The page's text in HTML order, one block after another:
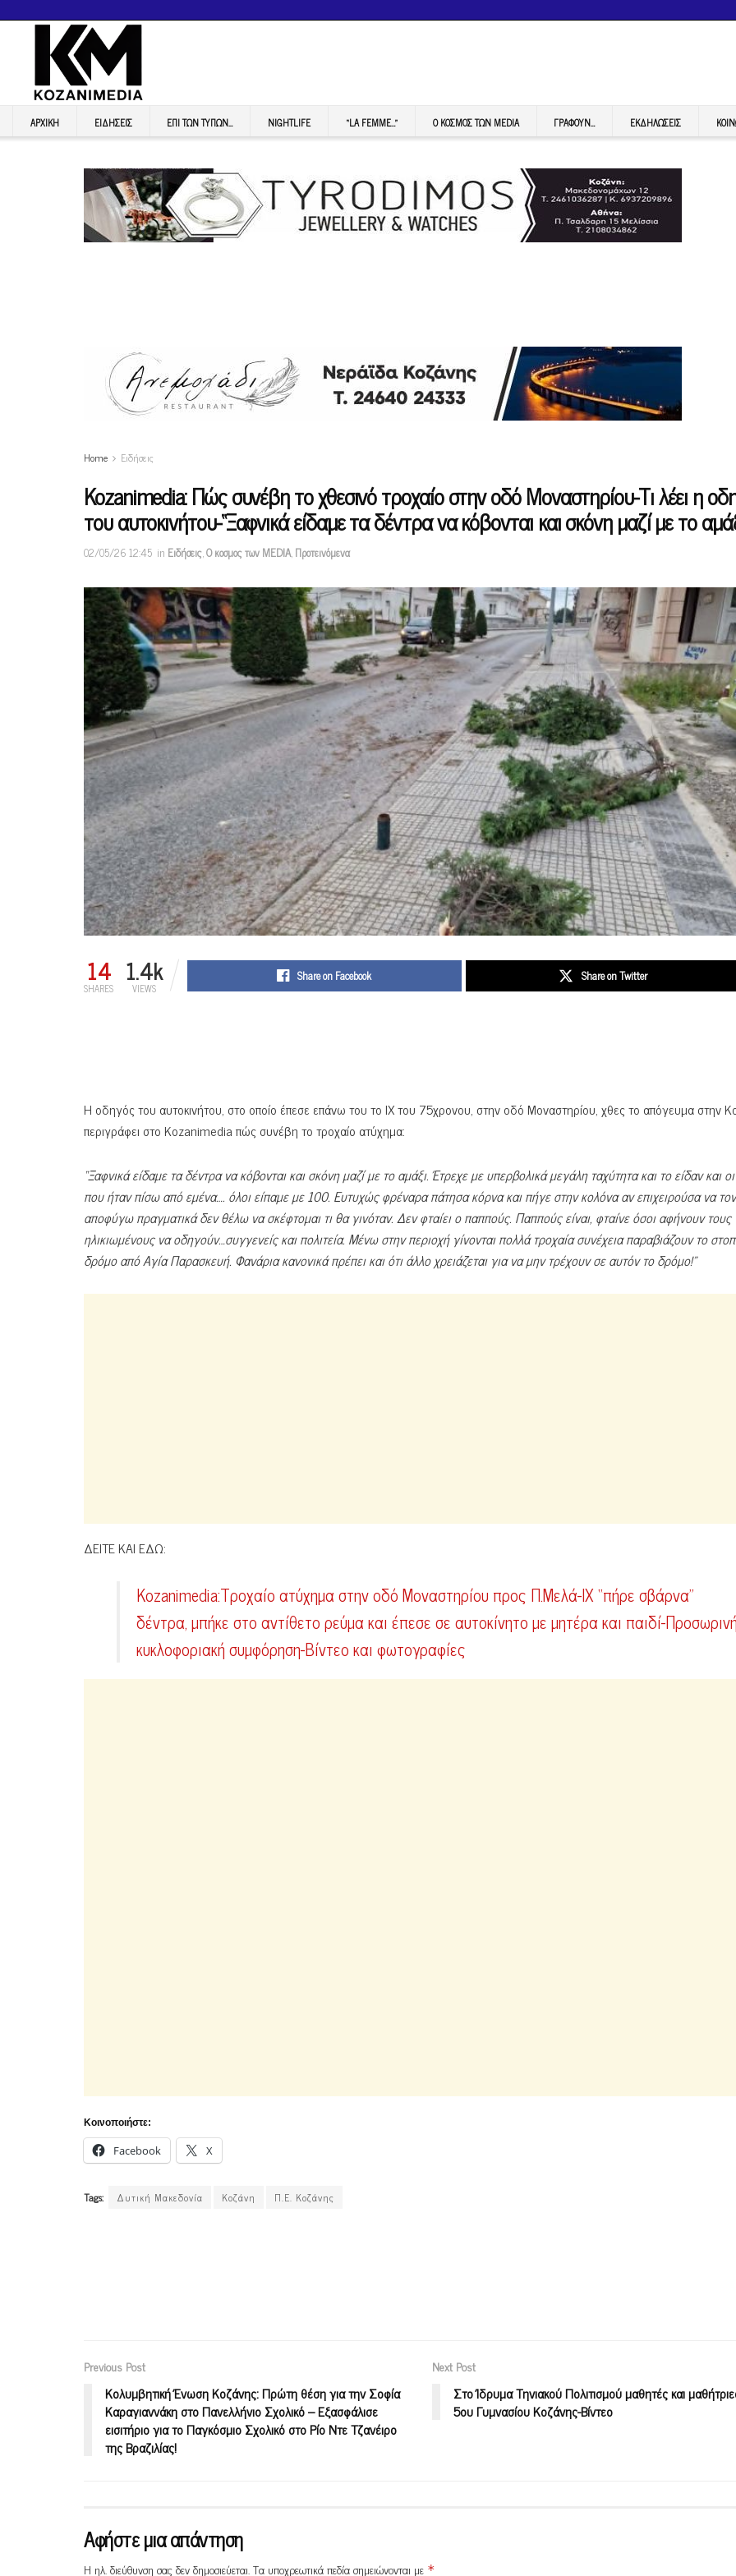
ΑΡΧΙΚΉ ΕΙΔΉΣΕΙΣ ΕΠI ΤΩΝ ΤΥΠΩΝ… NIGHTLIFE “LA FEMME…” Ο ΚΟΣΜΟΣ ΤΩΝ MEDIA ΓΡΆΦΟΥΝ… ΕΚΔΗΛΏΣΕΙΣ
Home Ειδήσεις
Kozanimedia: Πώς συνέβη το χθεσινό τροχαίο στην οδό Μοναστηρίου-Τι λέει η
του αυτοκινήτου-“Ξαφνικά είδαμε τα δέντρα να κόβονται και σκόνη μαζί με το
02/05/26 12:45 in Ειδήσεις,Ο κοσμος των MEDIA,Προτεινόμενα
14
SHARES 1.4k
VIEWS
Share on Facebook Share on Twitter
Η οδηγός του αυτοκινήτου, στο οποίο έπεσε επάνω του το ΙΧ του 75χρονου, στην οδό Μοναστηρίου, χθες το απόγευμα στην
περιγράφει στο Kozanimedia πώς συνέβη το τροχαίο ατύχημα:
“Ξαφνικά είδαμε τα δέντρα να κόβονται και σκόνη μαζί με το αμάξι. Έτρεχε με υπερβολικά μεγάλη ταχύτητα και το είδαν και
που ήταν πίσω από εμένα…. όλοι είπαμε με 100. Ευτυχώς φρέναρα πάτησα κόρνα και πήγε στην κολόνα αν επιχειρούσα να τον
αποφύγω πραγματικά δεν θέλω να σκέφτομαι τι θα γινόταν. Δεν φταίει ο παππούς. Παππούς είναι, φταίνε όσοι αφήνουν τους
ηλικιωμένους να οδηγούν…συγγενείς και πολιτεία. Μένω στην περιοχή γίνονται πολλά τροχαία συνέχεια παραβιάζουν το
δρόμο από Αγία Παρασκευή. Φανάρια κανονικά πρέπει και ότι άλλο χρειάζεται για να μην τρέχουν σε αυτόν το δρόμο!”
ΔΕΙΤΕ ΚΑΙ ΕΔΩ:
Kozanimedia:Τροχαίο ατύχημα στην οδό Μοναστηρίου προς Π.Μελά-ΙΧ “πήρε σβάρνα”
δέντρα, μπήκε στο αντίθετο ρεύμα και έπεσε σε αυτοκίνητο με μητέρα και παιδί-
κυκλοφοριακή συμφόρηση-Βίντεο και φωτογραφίες
Κοινοποιήστε:
Facebook X
Tags: Δυτική Μακεδονία Κοζάνη Π.Ε. Κοζάνης
Previous Post
Κολυμβητική Ένωση Κοζάνης: Πρώτη θέση για την Σοφία
Καραγιαννάκη στο Πανελλήνιο Σχολικό – Εξασφάλισε
εισιτήριο για το Παγκόσμιο Σχολικό στο Ρίο Ντε Τζανέιρο
της Βραζιλίας!
Next Post
Στο Ίδρυμα Τηνιακού Πολιτισμού μαθητές και
5ου Γυμνασίου Κοζάνης-Βίντεο
Αφήστε μια απάντηση
Η ηλ. διεύθυνση σας δεν δημοσιεύεται.Τα υποχρεωτικά πεδία σημειώνονται με *